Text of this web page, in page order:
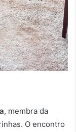
, membra da
O encontro